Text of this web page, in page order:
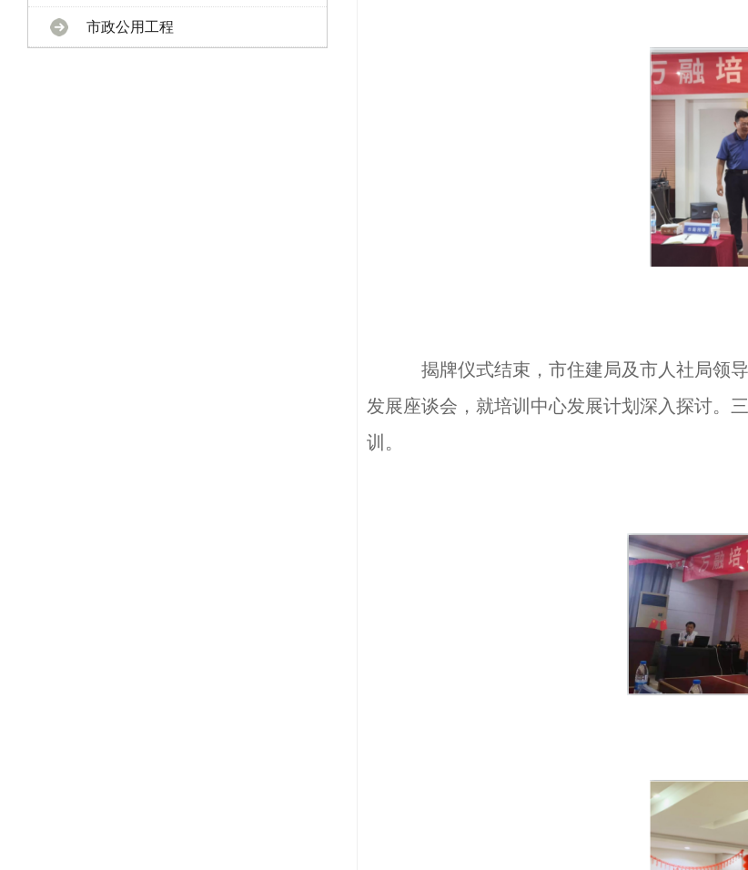
揭牌仪式结束，市住建局及市人社局领
发展座谈会，就培训中心发展计划深入探讨。
训。
市政公用工程